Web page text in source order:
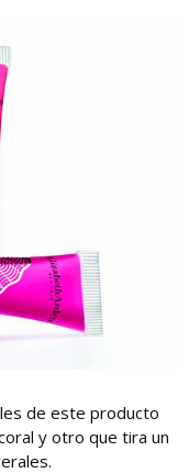
de este producto
y otro que tira un